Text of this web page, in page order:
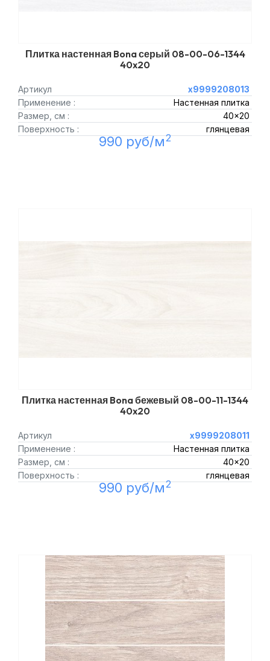
Плитка настенная Bona серый 08-00-06-1344
40x20
Артикул
х9999208013
Применение :
Настенная плитка
Размер, см :
40x20
Поверхность :
глянцевая
990 руб/м2
Плитка настенная Bona бежевый 08-00-11-1344
40x20
Артикул
х9999208011
Применение :
Настенная плитка
Размер, см :
40x20
Поверхность :
глянцевая
990 руб/м2